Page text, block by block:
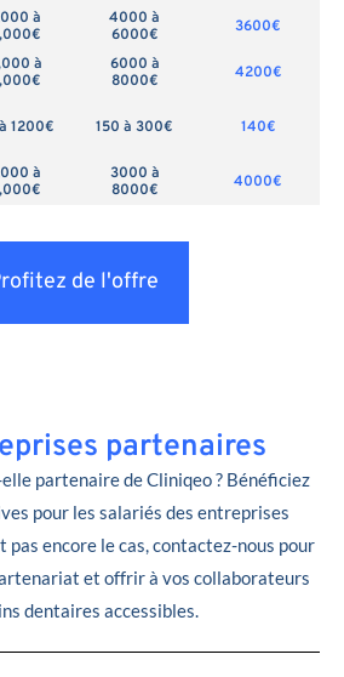
à
4000 à
6000€
3600€
à
6000 à
8000€
4200€
1200€ 150 à 300€ 140€
à
3000 à
8000€
4000€
de l'offre
partenaires
partenaire de Cliniqeo ? Bénéficiez
pour les salariés des entreprises
pas encore le cas, contactez-nous pour
et offrir à vos collaborateurs
dentaires accessibles.